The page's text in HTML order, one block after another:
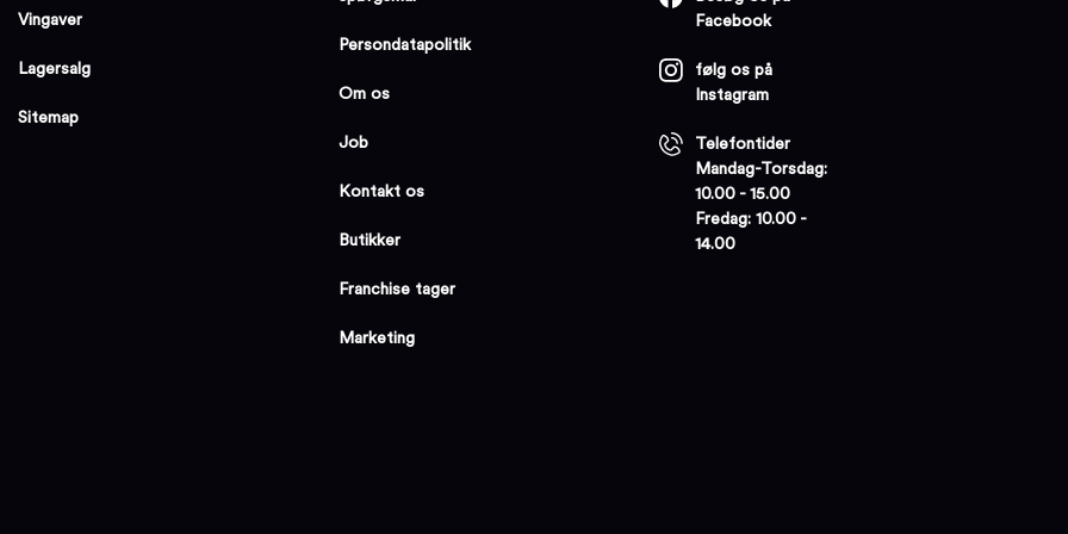
Vingaver
Lagersalg
Sitemap
Persondatapolitik
Om os
Job
Kontakt os
Butikker
Franchise tager
Marketing
Facebook
følg os på
Instagram
Telefontider
Mandag-Torsdag:
10.00 - 15.00
Fredag: 10.00 -
14.00